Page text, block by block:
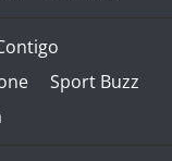
Sport Buzz